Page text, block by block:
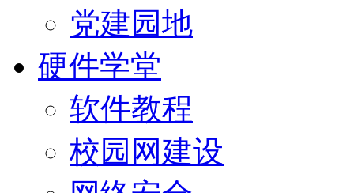
党建园地
硬件学堂
软件教程
校园网建设